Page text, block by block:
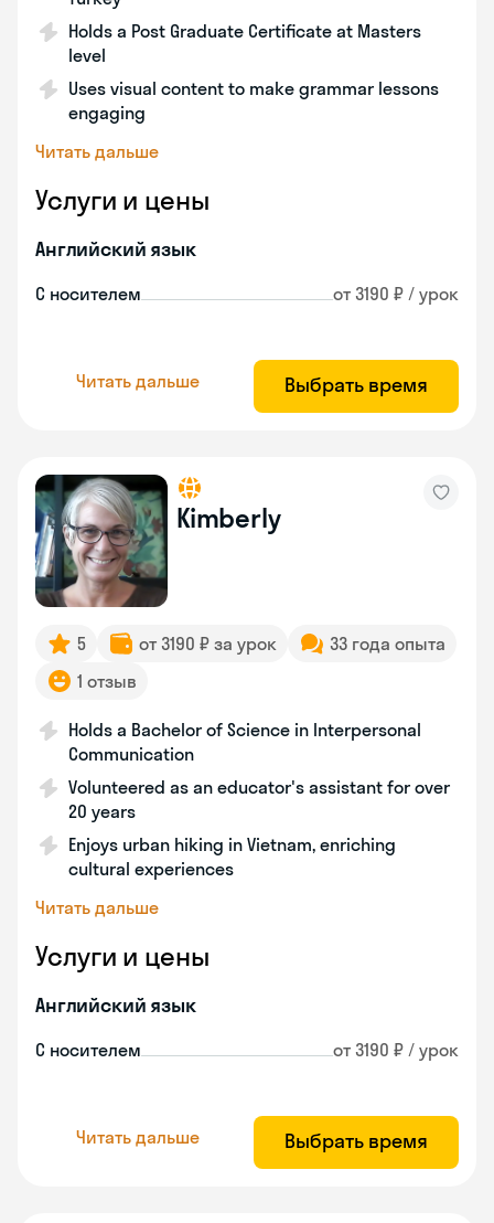
Holds a Post Graduate Certificate at Masters
level
Uses visual content to make grammar lessons
engaging
Читать дальше
Услуги и цены
Английский язык
С носителем от 3190 ₽ / урок
Читать дальше Выбрать время
Kimberly
5 от 3190 ₽ за урок
33 года опыта
1 отзыв
Holds a Bachelor of Science in Interpersonal
Communication
Volunteered as an educator's assistant for over
20 years
Enjoys urban hiking in Vietnam, enriching
cultural experiences
Читать дальше
Услуги и цены
Английский язык
С носителем от 3190 ₽ / урок
Читать дальше Выбрать время